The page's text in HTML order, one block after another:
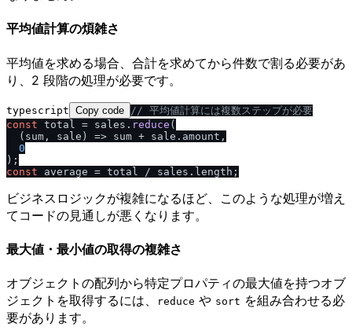
平均値計算の煩雑さ
平均値を求める場合、合計を求めてから件数で割る必要があ
り、2 段階の処理が必要です。
typescript Copy code / / 平均値計算には複数ステップが必要
const total = sales. reduce (
( sum, sale ) => sum + sale. amount ,
0
const average = total / sales. length
ビジネスロジックが複雑になるほど、このような処理が増え
てコードの見通しが悪くなります。
最大値・最小値の取得の複雑さ
オブジェクトの配列から特定プロパティの最大値を持つオブ
ジェクトを取得するには、
reduce や sort を組み合わせる必
要があります。